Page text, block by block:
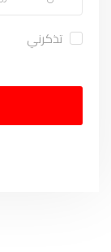
تذكرني